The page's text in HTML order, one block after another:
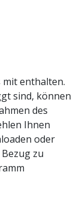
enthalten.
sind, können
des
Ihnen
oder
zu